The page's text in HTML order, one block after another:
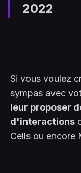
2022
Si vous voulez
sympas avec
leur proposer
d'interactions
Cells ou encore